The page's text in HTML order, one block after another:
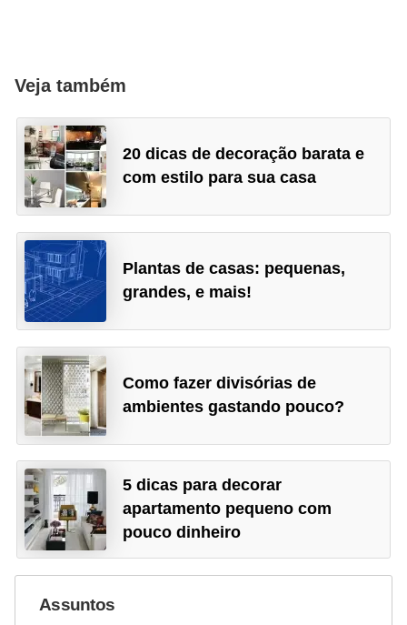
Veja também
20 dicas de decoração barata e
com estilo para sua casa
Plantas de casas: pequenas,
grandes, e mais!
Como fazer divisórias de
ambientes gastando pouco?
5 dicas para decorar
apartamento pequeno com
pouco dinheiro
Assuntos